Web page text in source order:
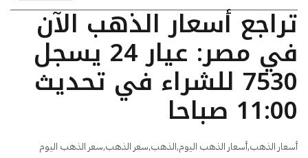
تراجع أسعار الذهب الآن
في مصر: عيار 24 يسجل
7530 للشراء في تحديث
11:00 صباحا
أسعار الذهب,أسعار الذهب اليوم,الذهب,سعر الذهب,سعر الذهب اليوم